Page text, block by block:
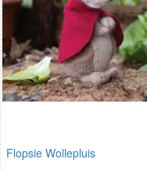
Flopsie Wollepluis